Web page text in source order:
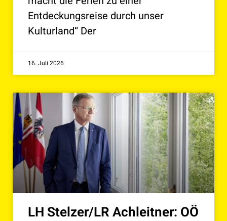
Entdeckungsreise durch unser
Kulturland“ Der
16. Juli 2026
LH Stelzer/LR Achleitner: OÖ